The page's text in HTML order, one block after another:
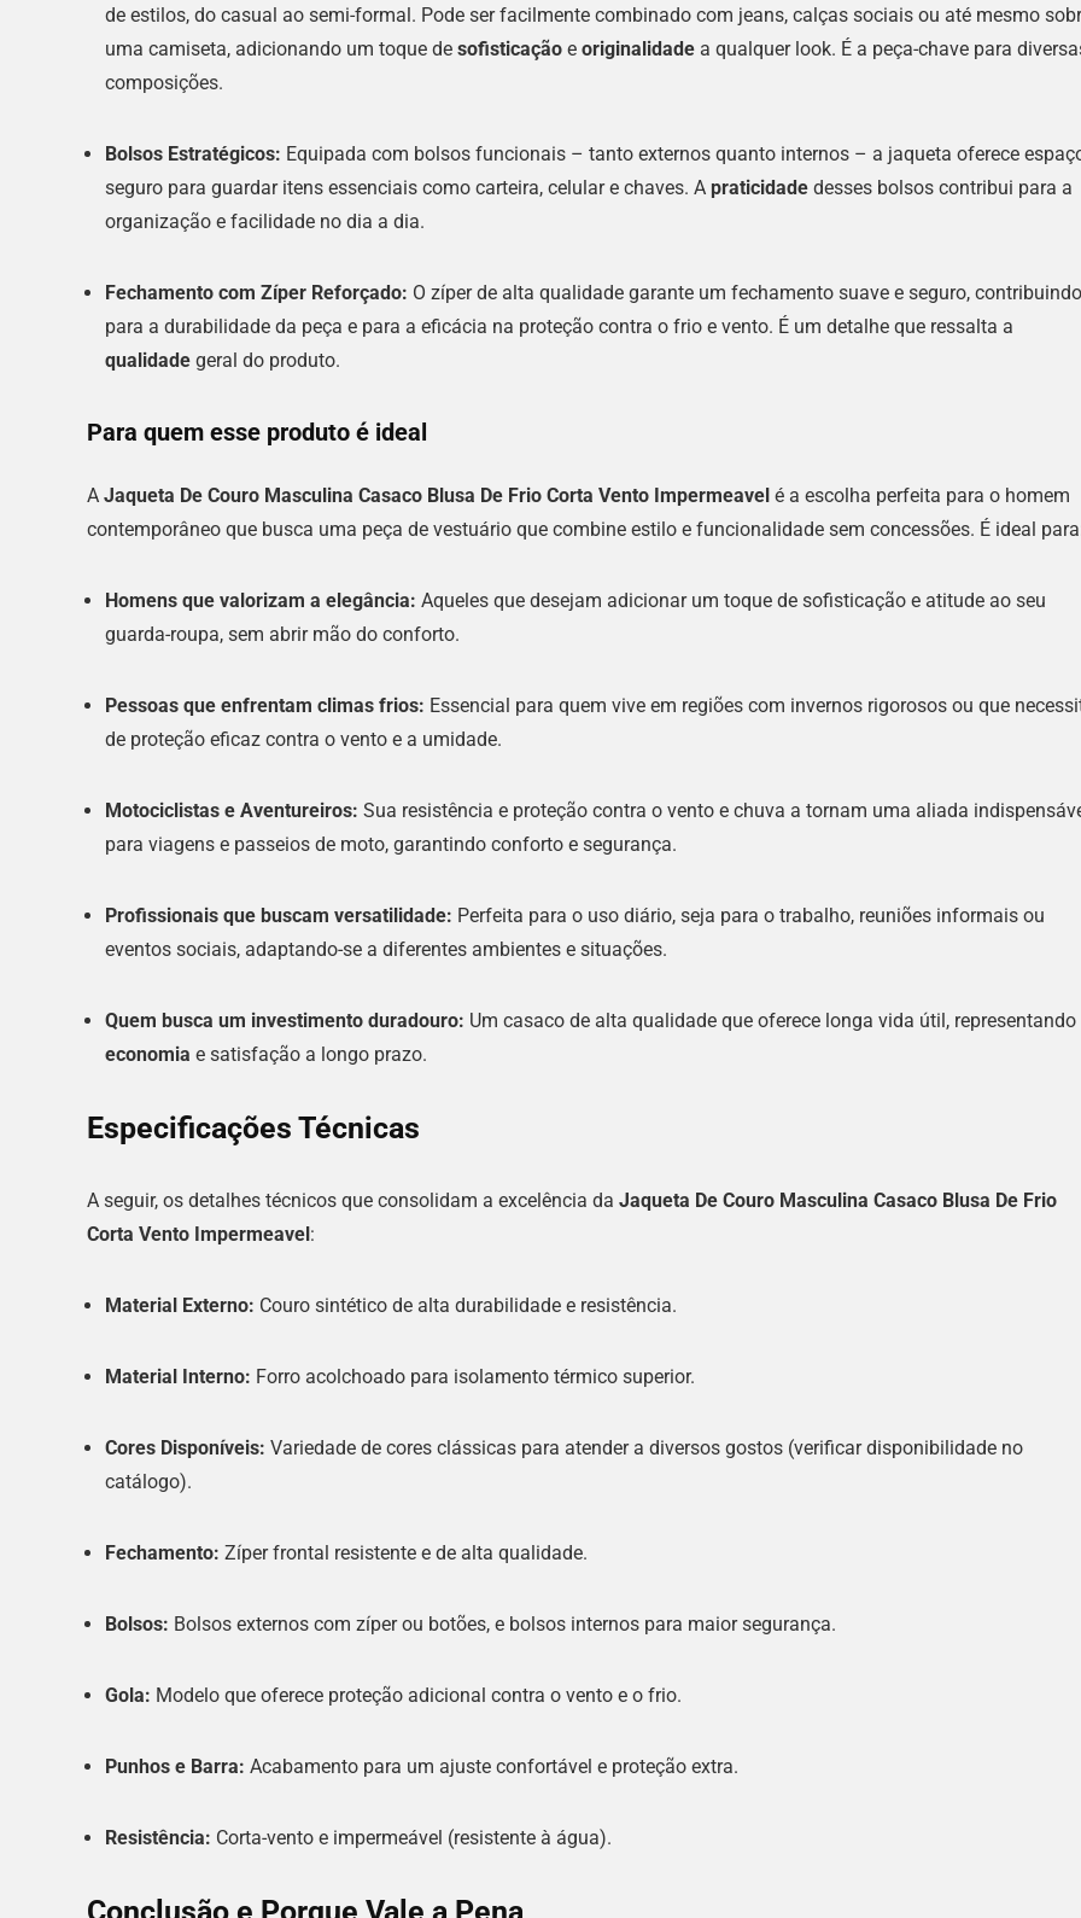
de estilos, do casual ao semi-formal. Pode ser facilmente combinado com jeans, calças sociais ou até mesmo
uma camiseta, adicionando um toque de sofisticação e originalidade a qualquer look. É a peça-chave para
composições.
Bolsos Estratégicos: Equipada com bolsos funcionais – tanto externos quanto internos – a jaqueta oferece
seguro para guardar itens essenciais como carteira, celular e chaves. A praticidade desses bolsos contribui para a
organização e facilidade no dia a dia.
Fechamento com Zíper Reforçado: O zíper de alta qualidade garante um fechamento suave e seguro, contribuindo
para a durabilidade da peça e para a eficácia na proteção contra o frio e vento. É um detalhe que ressalta a
qualidade geral do produto.
Para quem esse produto é ideal
A Jaqueta De Couro Masculina Casaco Blusa De Frio Corta Vento Impermeavel é a escolha perfeita para o homem
contemporâneo que busca uma peça de vestuário que combine estilo e funcionalidade sem concessões. É ideal
Homens que valorizam a elegância: Aqueles que desejam adicionar um toque de sofisticação e atitude ao seu
guarda-roupa, sem abrir mão do conforto.
Pessoas que enfrentam climas frios: Essencial para quem vive em regiões com invernos rigorosos ou que
de proteção eficaz contra o vento e a umidade.
Motociclistas e Aventureiros: Sua resistência e proteção contra o vento e chuva a tornam uma aliada
para viagens e passeios de moto, garantindo conforto e segurança.
Profissionais que buscam versatilidade: Perfeita para o uso diário, seja para o trabalho, reuniões informais ou
eventos sociais, adaptando-se a diferentes ambientes e situações.
Quem busca um investimento duradouro: Um casaco de alta qualidade que oferece longa vida útil, representando
economia e satisfação a longo prazo.
Especificações Técnicas
A seguir, os detalhes técnicos que consolidam a excelência da Jaqueta De Couro Masculina Casaco Blusa De Frio
Corta Vento Impermeavel :
Material Externo: Couro sintético de alta durabilidade e resistência.
Material Interno: Forro acolchoado para isolamento térmico superior.
Cores Disponíveis: Variedade de cores clássicas para atender a diversos gostos (verificar disponibilidade no
catálogo).
Fechamento: Zíper frontal resistente e de alta qualidade.
Bolsos: Bolsos externos com zíper ou botões, e bolsos internos para maior segurança.
Gola: Modelo que oferece proteção adicional contra o vento e o frio.
Punhos e Barra: Acabamento para um ajuste confortável e proteção extra.
Resistência: Corta-vento e impermeável (resistente à água).